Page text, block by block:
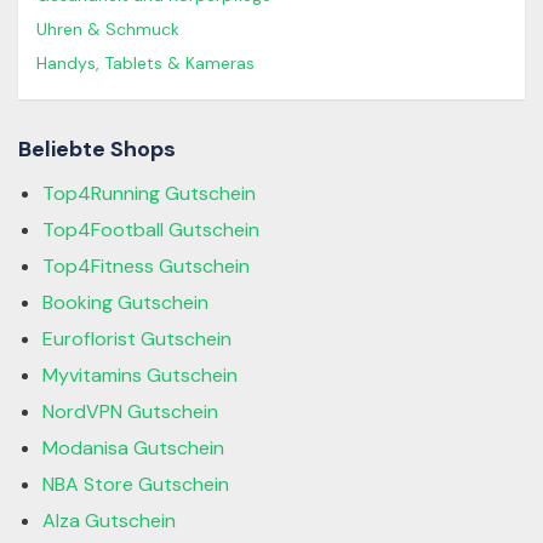
Uhren & Schmuck
Handys, Tablets & Kameras
Beliebte Shops
Top4Running Gutschein
Top4Football Gutschein
Top4Fitness Gutschein
Booking Gutschein
Euroflorist Gutschein
Myvitamins Gutschein
NordVPN Gutschein
Modanisa Gutschein
NBA Store Gutschein
Alza Gutschein